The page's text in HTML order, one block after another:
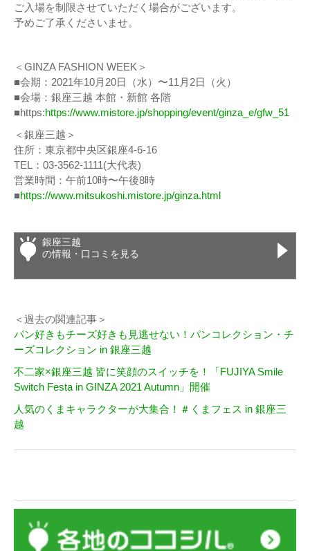
ご入場を制限させていただく場合がございます。
予めご了承くださいませ。
＜GINZA FASHION WEEK＞
■会期：2021年10月20日（水）〜11月2日（火）
■会場：銀座三越 本館・新館 各階
■https:https://www.mistore.jp/shopping/event/ginza_e/gfw_51
＜銀座三越＞
住所：東京都中央区銀座4-6-16
TEL：03-3562-1111(⼤代表)
営業時間：午前10時〜午後8時
■https://www.mitsukoshi.mistore.jp/ginza.html
銀座三越
の情報・口コミを見る
＜過去の関連記事＞
パン好きもチーズ好きも見逃せない！パンコレクション・チ
ーズコレクション in 銀座三越
不二家×銀座三越 皆に笑顔のスイッチを！「FUJIYA Smile
Switch Festa in GINZA 2021 Autumn」開催
人気のくまキャラクターが大集合！＃くまフェス in 銀座三
越